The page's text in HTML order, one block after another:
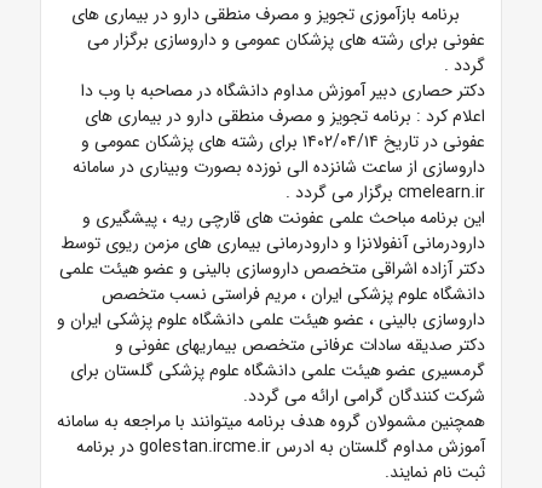
برنامه بازآموزی تجویز و مصرف منطقی دارو در بیماری های
عفونی برای رشته های پزشکان عمومی و داروسازی برگزار می
گردد .
دکتر حصاری دبیر آموزش مداوم دانشگاه در مصاحبه با وب دا
اعلام کرد : برنامه تجویز و مصرف منطقی دارو در بیماری های
عفونیدر تاریخ ۱۴۰۲/۰۴/۱۴ برای رشته های پزشکان عمومی و
داروسازی از ساعت شانزده الی نوزده بصورت وبیناری در سامانه
cmelearn.ir برگزار می گردد .
این برنامهمباحث علمی عفونت های قارچی ریه ،پیشگیری و
دارودرمانی آنفولانزا و دارودرمانی بیماری های مزمن ریوی توسط
دکتر آزاده اشراقی متخصص داروسازی بالینی و عضو هیئت علمی
دانشگاه علوم پزشکی ایران ، مریم فراستی نسب متخصص
داروسازی بالینی ، عضو هیئت علمی دانشگاه علوم پزشکی ایران و
دکتر صدیقه سادات عرفانی متخصص بیماریهای عفونی و
گرمسیری عضو هیئت علمی دانشگاه علوم پزشکی گلستان برای
شرکت کنندگان گرامی ارائه می گردد.
همچنین مشمولان گروه هدف برنامه میتوانند با مراجعه به سامانه
آموزش مداوم گلستان به ادرسgolestan.ircme.irدر برنامه
ثبت نام نمایند.